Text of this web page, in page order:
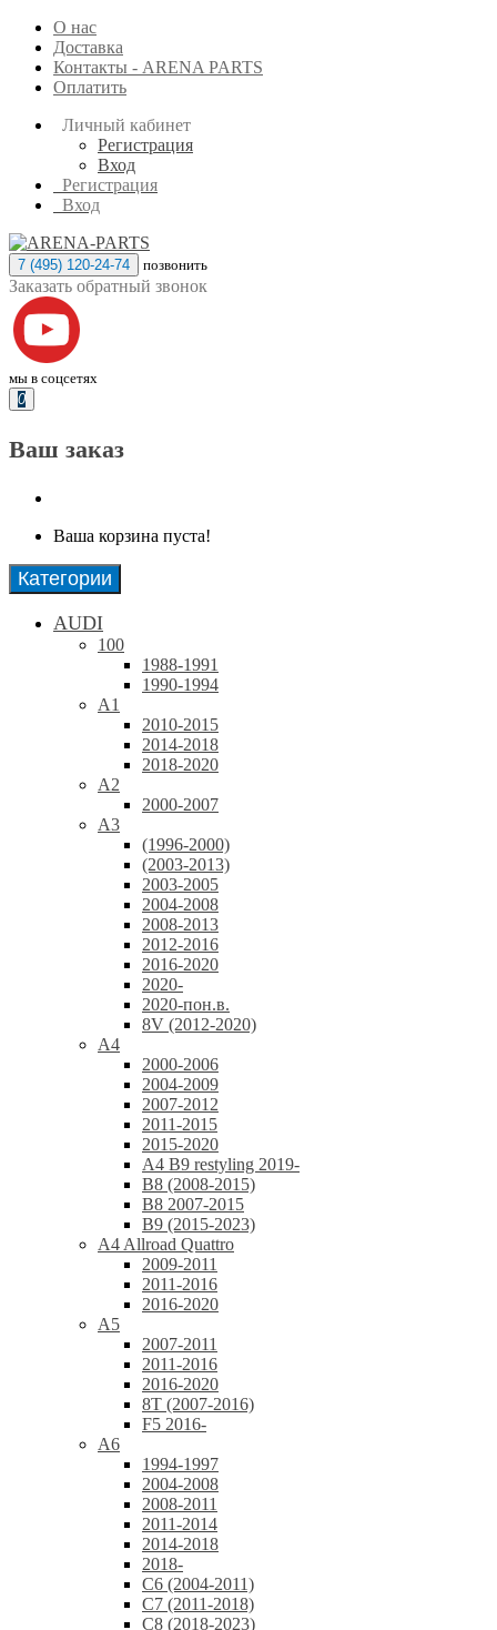
О нас
Доставка
Контакты - ARENA PARTS
Оплатить
Личный кабинет
Регистрация
Вход
Регистрация
Вход
7 (495) 120-24-74 позвонить
Заказать обратный звонок
мы в соцсетях
0
Ваш заказ
Ваша корзина пуста!
Категории
AUDI
100
1988-1991
1990-1994
A1
2010-2015
2014-2018
2018-2020
A2
2000-2007
A3
(1996-2000)
(2003-2013)
2003-2005
2004-2008
2008-2013
2012-2016
2016-2020
2020-
2020-пон.в.
8V (2012-2020)
A4
2000-2006
2004-2009
2007-2012
2011-2015
2015-2020
A4 B9 restyling 2019-
B8 (2008-2015)
B8 2007-2015
B9 (2015-2023)
A4 Allroad Quattro
2009-2011
2011-2016
2016-2020
A5
2007-2011
2011-2016
2016-2020
8T (2007-2016)
F5 2016-
A6
1994-1997
2004-2008
2008-2011
2011-2014
2014-2018
2018-
C6 (2004-2011)
C7 (2011-2018)
C8 (2018-2023)